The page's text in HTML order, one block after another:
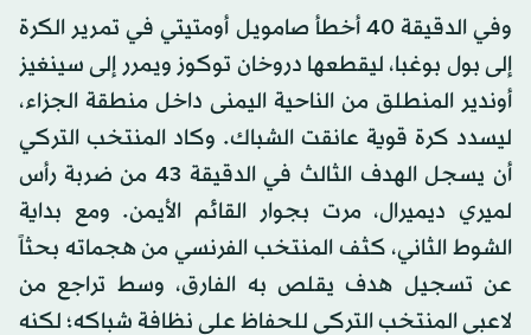
وفي الدقيقة 40 أخطأ صامويل أومتيتي في تمرير الكرة
إلى بول بوغبا، ليقطعها دروخان توكوز ويمرر إلى سينغيز
أوندير المنطلق من الناحية اليمنى داخل منطقة الجزاء،
ليسدد كرة قوية عانقت الشباك. وكاد المنتخب التركي
أن يسجل الهدف الثالث في الدقيقة 43 من ضربة رأس
لميري ديميرال، مرت بجوار القائم الأيمن. ومع بداية
الشوط الثاني، كثف المنتخب الفرنسي من هجماته بحثاً
عن تسجيل هدف يقلص به الفارق، وسط تراجع من
لاعبي المنتخب التركي للحفاظ على نظافة شباكه؛ لكنه